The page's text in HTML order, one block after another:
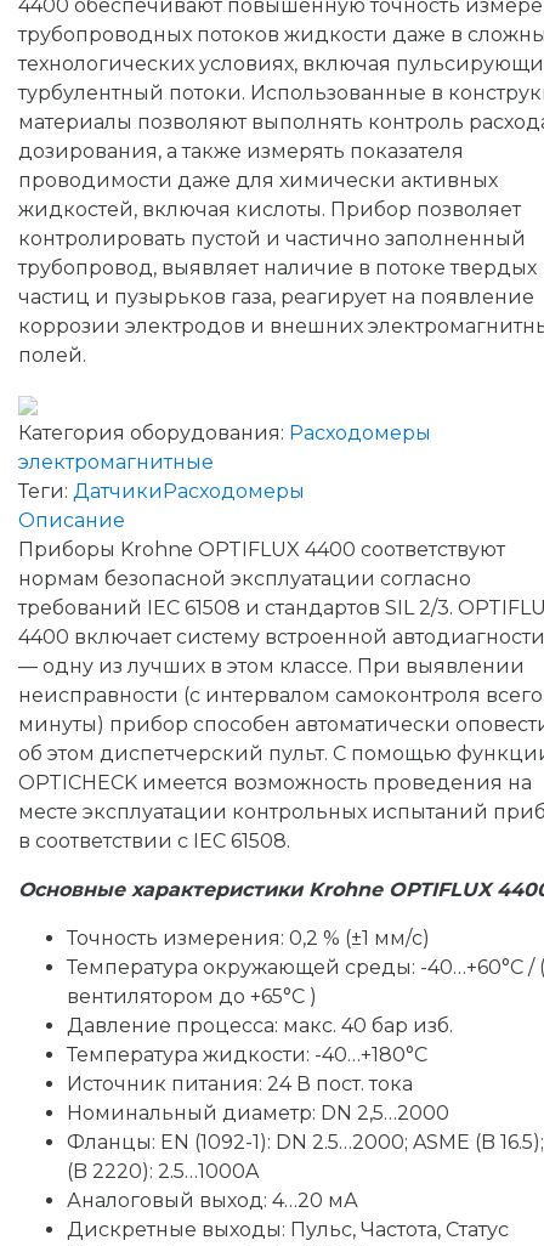
4400 обеспечивают повышенную точность
трубопроводных потоков жидкости даже в
технологических условиях, включая
турбулентный потоки. Использованные в
материалы позволяют выполнять контроль
дозирования, а также измерять показателя
проводимости даже для химически активных
жидкостей, включая кислоты. Прибор позволяет
контролировать пустой и частично заполненный
трубопровод, выявляет наличие в потоке твердых
частиц и пузырьков газа, реагирует на появление
коррозии электродов и внешних
полей.
Категория оборудования: Расходомеры
электромагнитные
Теги: ДатчикиРасходомеры
Описание
Приборы Krohne OPTIFLUX 4400 соответствуют
нормам безопасной эксплуатации согласно
требований IEC 61508 и стандартов SIL 2/3.
4400 включает систему встроенной
— одну из лучших в этом классе. При выявлении
неисправности (с интервалом самоконтроля
минуты) прибор способен автоматически
об этом диспетчерский пульт. С помощью
OPTICHECK имеется возможность проведения на
месте эксплуатации контрольных испытаний
в соответствии с IEC 61508.
Основные характеристики Krohne OPTIFLUX
Точность измерения: 0,2 % (±1 мм/с)
Температура окружающей среды: -40…+60°C /
вентилятором до +65°C )
Давление процесса: макс. 40 бар изб.
Температура жидкости: -40…+180°С
Источник питания: 24 В пост. тока
Номинальный диаметр: DN 2,5…2000
Фланцы: EN (1092-1): DN 2.5…2000; ASME (B
(B 2220): 2.5…1000A
Аналоговый выход: 4…20 мА
Дискретные выходы: Пульс, Частота, Статус